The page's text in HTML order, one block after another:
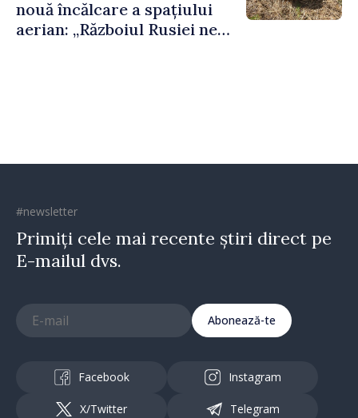
nouă încălcare a spațiului
aerian: „Războiul Rusiei ne
#newsletter
Primiți cele mai recente știri direct pe
E-mailul dvs.
Abonează-te
Facebook Instagram
X/Twitter Telegram